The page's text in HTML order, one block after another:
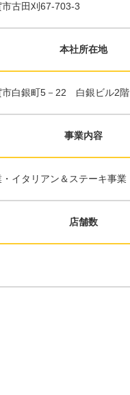
古田刈67-703-3
本社所在地
市白銀町5－22 白銀ビル2階
事業内容
・イタリアン＆ステーキ事業
店舗数